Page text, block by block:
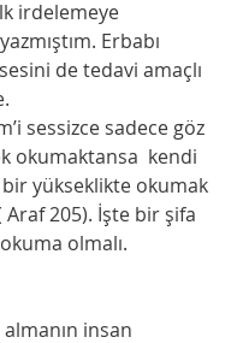
Erbabı
de tedavi amaçlı
okumaktansa  kendi
yükseklikte okumak
205). İşte bir şifa
olmalı.